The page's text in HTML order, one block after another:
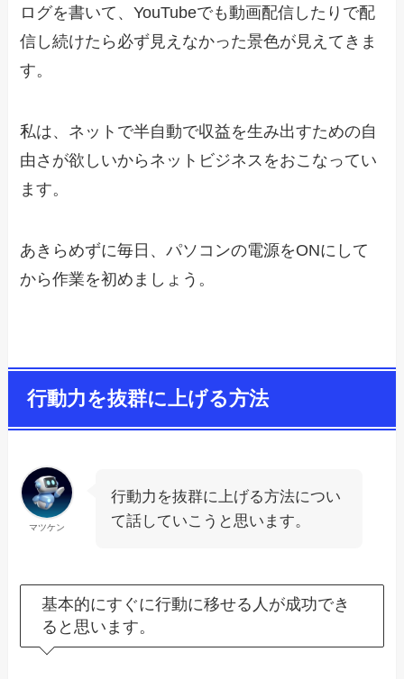
ログを書いて、YouTubeでも動画配信したりで配
信し続けたら必ず見えなかった景色が見えてきま
す。
私は、ネットで半自動で収益を生み出すための自
由さが欲しいからネットビジネスをおこなってい
ます。
あきらめずに毎日、パソコンの電源をONにして
から作業を初めましょう。
行動力を抜群に上げる方法
マツケン
行動力を抜群に上げる方法につい
て話していこうと思います。
基本的にすぐに行動に移せる人が成功でき
ると思います。